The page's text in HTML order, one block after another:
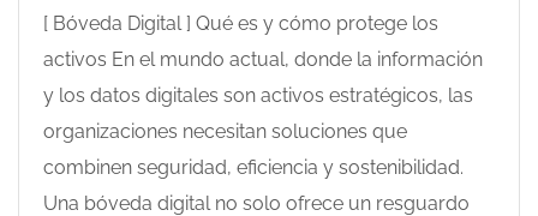
[ Bóveda Digital ] Qué es y cómo protege los
activos En el mundo actual, donde la información
y los datos digitales son activos estratégicos, las
organizaciones necesitan soluciones que
combinen seguridad, eficiencia y sostenibilidad.
Una bóveda digital no solo ofrece un resguardo